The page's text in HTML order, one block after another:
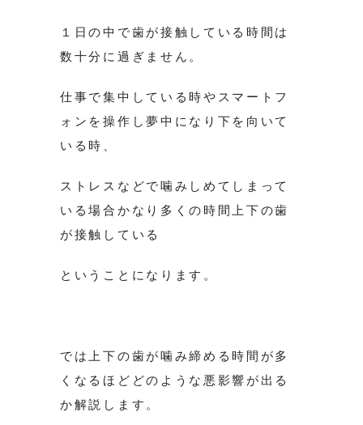
１日の中で歯が接触している時間は
数十分に過ぎません。
仕事で集中している時やスマートフ
ォンを操作し夢中になり下を向いて
いる時、
ストレスなどで噛みしめてしまって
いる場合かなり多くの時間上下の歯
が接触している
ということになります。
では上下の歯が噛み締める時間が多
くなるほどどのような悪影響が出る
か解説します。